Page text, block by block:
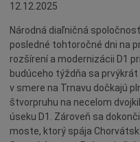
12.12.2025
Národná diaľničná
posledné tohtoročné dni na
rozšírení a modernizácii D1
budúceho týždňa sa
v smere na Trnavu dočkajú
štvorpruhu na necelom
úseku D1. Zároveň sa
moste, ktorý spája